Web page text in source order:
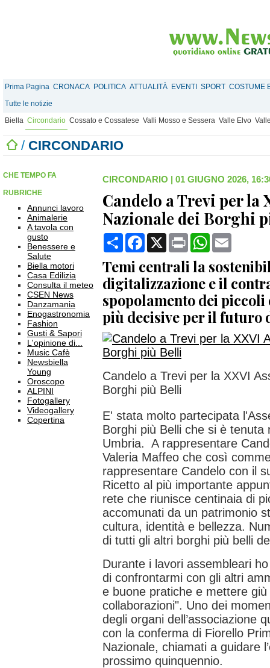
Prima Pagina CRONACA POLITICA ATTUALITÀ EVENTI SPORT COSTUME
Tutte le notizie
Biella Circondario Cossato e Cossatese Valli Mosso e Sessera Valle Elvo
/ CIRCONDARIO
CHE TEMPO FA
RUBRICHE
Annunci lavoro
Animalerie
A tavola con
gusto
Benessere e
Salute
Biella motori
Casa Edilizia
Consulta il meteo
CSEN News
Danzamania
Enogastronomia
Fashion
Gusti & Sapori
L'opinione di...
Music Cafè
Newsbiella
Young
Oroscopo
ALPINI
Fotogallery
Videogallery
Copertina
CIRCONDARIO | 01 GIUGNO 2026,
Candelo a Trevi per la
Nazionale dei Borghi
CondividiFacebook
X Print WhatsApp
Temi centrali la
digitalizzazione e il
spopolamento dei
più decisive per il futuro
Candelo a Trevi per la XXVI
Borghi più Belli
E' stata molto partecipata
Borghi più Belli che si è tenuta
Umbria. A rappresentare
Valeria Maffeo che così
rappresentare Candelo con il
Ricetto al più importante
rete che riunisce centinaia di
accomunati da un patrimonio
cultura, identità e bellezza.
di tutti gli altri borghi più belli
Durante i lavori assembleari
di confrontarmi con gli altri
e buone pratiche e mettere
collaborazioni". Uno dei
degli organi dell’associazione
con la conferma di Fiorello
Nazionale, chiamati a guidare
prossimo quinquennio.